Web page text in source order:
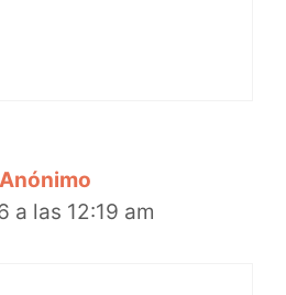
a las 12:19 am